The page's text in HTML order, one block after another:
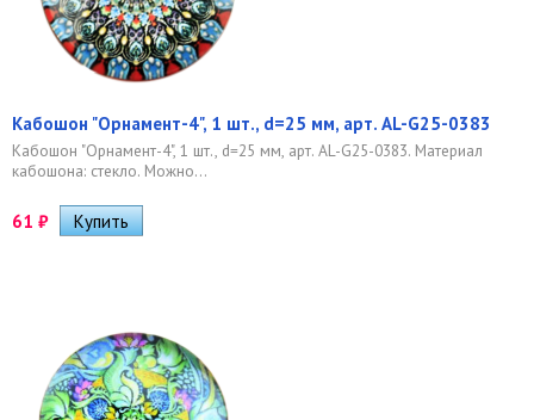
Кабошон "Орнамент-4", 1 шт., d=25 мм, арт. AL-G25-0383
Кабошон "Орнамент-4", 1 шт., d=25 мм, арт. AL-G25-0383. Материал
кабошона: стекло. Можно...
61 ₽